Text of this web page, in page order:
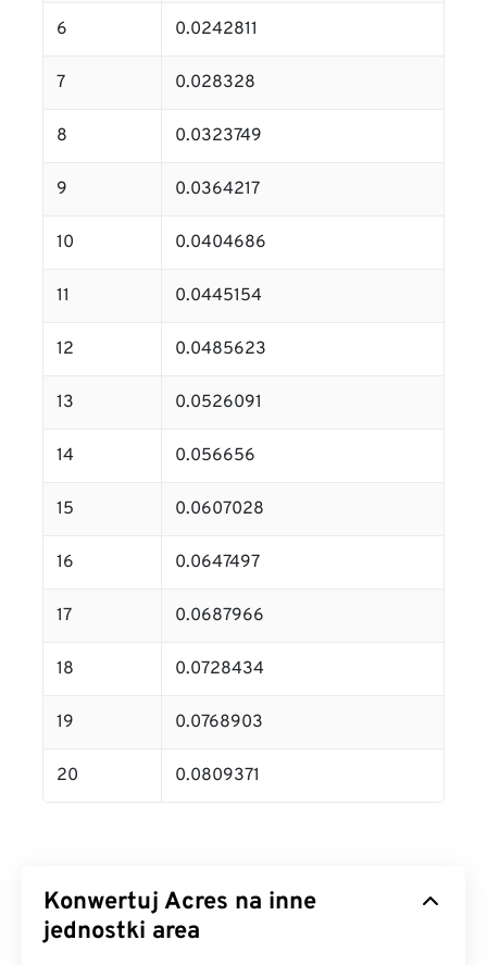
6 0.0242811
7 0.028328
8 0.0323749
9 0.0364217
10 0.0404686
11 0.0445154
12 0.0485623
13 0.0526091
14 0.056656
15 0.0607028
16 0.0647497
17 0.0687966
18 0.0728434
19 0.0768903
20 0.0809371
Konwertuj Acres na inne
jednostki area